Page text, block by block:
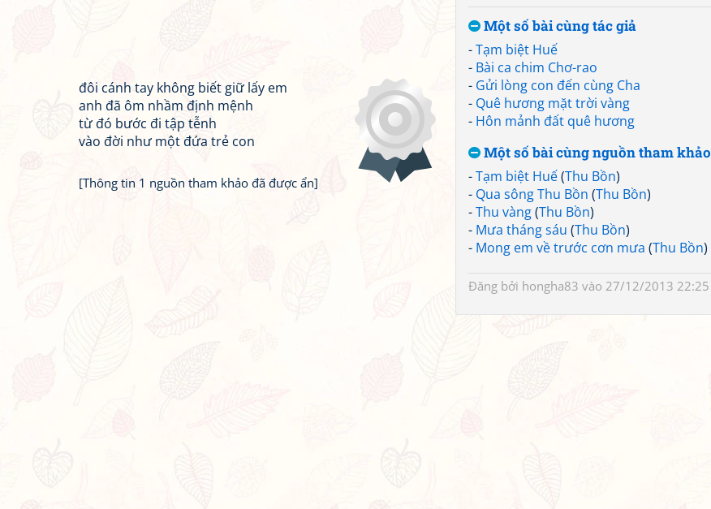
Một số bài cùng tác giả
-Tạm biệt Huế
- Bài ca chim Chơ-rao
- Gửi lòng con đến cùng Cha
- Quê hương mặt trời vàng
- Hôn mảnh đất quê hương
Một số bài cùng nguồn tham khảo
-Tạm biệt Huế(Thu Bồn)
- Qua sông Thu Bồn (Thu Bồn)
-Thu vàng(Thu Bồn)
- Mưa tháng sáu (Thu Bồn)
- Mong em về trước cơn mưa (Thu Bồn)
Đăng bởi hongha83 vào 27/12/2013 22:25
đôi cánh tay không biết giữ lấy em
anh đã ôm nhầm định mệnh
từ đó bước đi tập tễnh
vào đời như một đứa trẻ con
[Thông tin 1 nguồn tham khảo đã được ẩn]